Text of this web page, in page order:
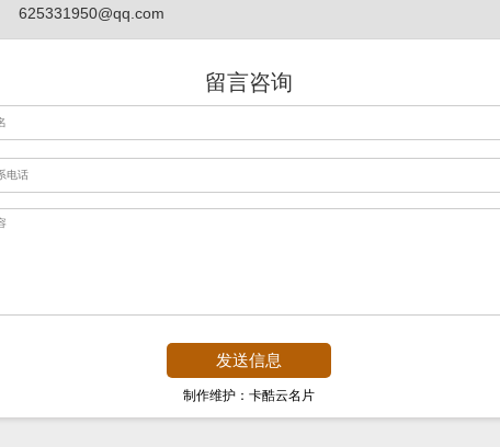
625331950@qq.com
留言咨询
制作维护：卡酷云名片